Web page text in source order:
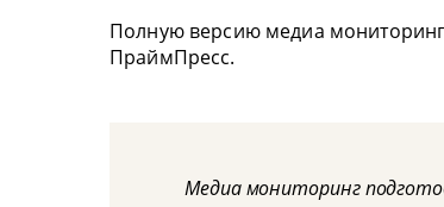
Полную версию медиа
ПраймПресс.
Медиа мониторинг